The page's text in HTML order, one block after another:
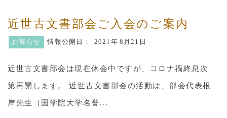
近世古文書部会ご入会のご案内
お知らせ 情報公開日： 2021年 8月21日
近世古文書部会は現在休会中ですが、コロナ禍終息次
第再開します。 近世古文書部会の活動は、部会代表根
岸先生（国学院大学名誉...